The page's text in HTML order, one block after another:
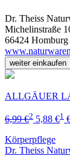
Dr. Theiss
Michelinstraße
66424 Homburg
weiter einkaufen
ALLGÄUER
6,99 €2 5,88 €1
Körperpflege
Dr. Theiss